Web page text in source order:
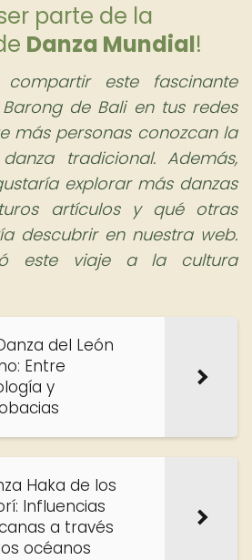
parte de la
Danza Mundial!
este fascinante
de Bali en tus redes
más personas conozcan la
tradicional. Además,
explorar más danzas
artículos y qué otras
descubrir en nuestra web.
este viaje a la cultura
del León
Entre
y
Haka de los
Influencias
a través
océanos